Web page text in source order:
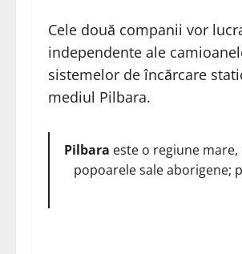
Cele două companii vor
independente ale
sistemelor de încărcare
mediul Pilbara.
Pilbara este o regiune
popoarele sale aborigene;